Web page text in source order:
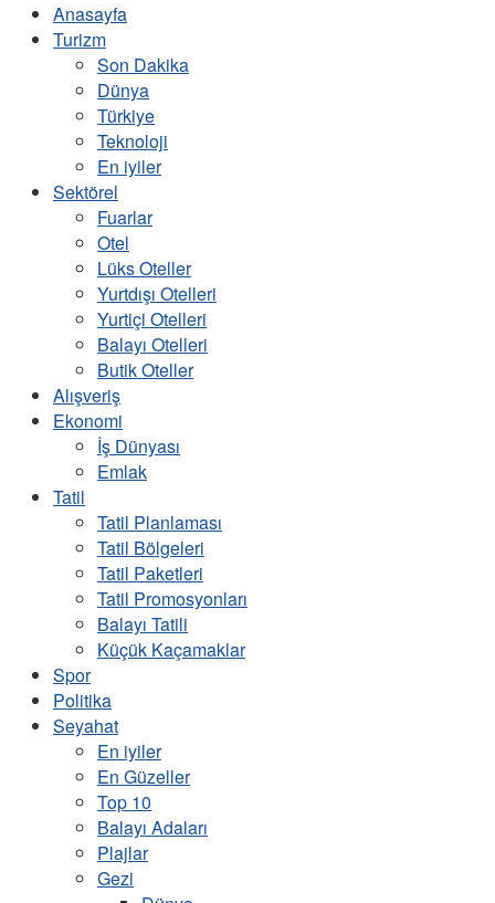
Anasayfa
Turizm
Son Dakika
Dünya
Türkiye
Teknoloji
En iyiler
Sektörel
Fuarlar
Otel
Lüks Oteller
Yurtdışı Otelleri
Yurtiçi Otelleri
Balayı Otelleri
Butik Oteller
Alışveriş
Ekonomi
İş Dünyası
Emlak
Tatil
Tatil Planlaması
Tatil Bölgeleri
Tatil Paketleri
Tatil Promosyonları
Balayı Tatili
Küçük Kaçamaklar
Spor
Politika
Seyahat
En iyiler
En Güzeller
Top 10
Balayı Adaları
Plajlar
Gezi